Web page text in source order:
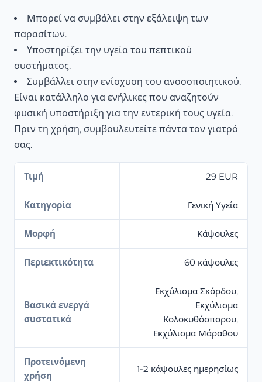
Μπορεί να συμβάλει στην εξάλειψη των
παρασίτων.
Υποστηρίζει την υγεία του πεπτικού
συστήματος.
Συμβάλλει στην ενίσχυση του ανοσοποιητικού.
Είναι κατάλληλο για ενήλικες που αναζητούν
φυσική υποστήριξη για την εντερική τους υγεία.
Πριν τη χρήση, συμβουλευτείτε πάντα τον γιατρό
σας.
Τιμή 29 EUR
Κατηγορία Γενική Υγεία
Μορφή Κάψουλες
Περιεκτικότητα 60 κάψουλες
Βασικά ενεργά
συστατικά
Εκχύλισμα Σκόρδου,
Εκχύλισμα
Κολοκυθόσπορου,
Εκχύλισμα Μάραθου
Προτεινόμενη
χρήση
1-2 κάψουλες ημερησίως